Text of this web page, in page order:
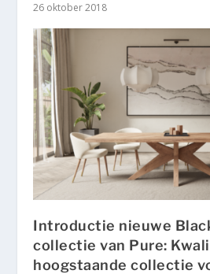
26 oktober 2018
Introductie nieuwe
collectie van Pure:
hoogstaande collectie